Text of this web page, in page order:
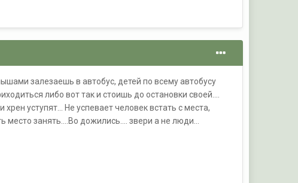
залезаешь в автобус, детей по всему автобусу
либо вот так и стоишь до остановки своей....
уступят... Не успевает человек встать с места,
место занять....Во дожились.... звери а не люди...